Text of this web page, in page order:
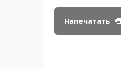
Напечатать